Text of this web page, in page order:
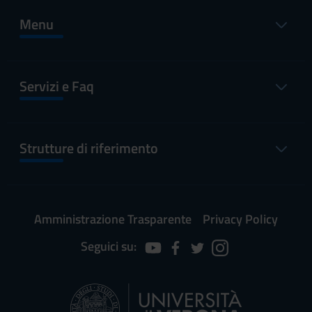
Menu
Servizi e Faq
Strutture di riferimento
Amministrazione Trasparente
Privacy Policy
Seguici su: